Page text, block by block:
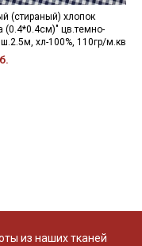
(стираный) хлопок
(0.4*0.4см)" цв.темно-
хл-100%, 110гр/м.кв
из наших тканей